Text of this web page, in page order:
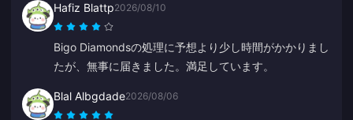
Hafiz Blattp2026/08/10
Bigo Diamondsの処理に予想より少し時間がかかりまし
たが、無事に届きました。満足しています。
Blal Albgdade2026/08/06